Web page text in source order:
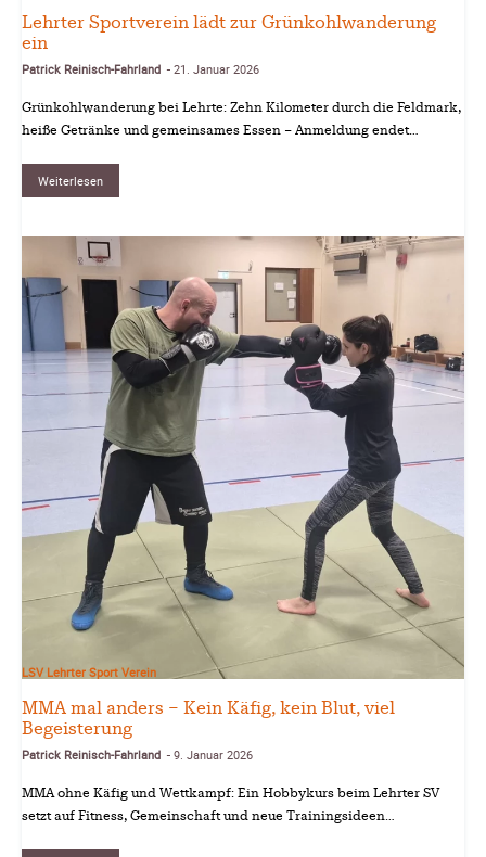
Lehrter Sportverein lädt zur Grünkohlwanderung
ein
Patrick Reinisch-Fahrland - 21. Januar 2026
Grünkohlwanderung bei Lehrte: Zehn Kilometer durch die Feldmark,
heiße Getränke und gemeinsames Essen – Anmeldung endet…
Weiterlesen
LSV Lehrter Sport Verein
MMA mal anders – Kein Käfig, kein Blut, viel
Begeisterung
Patrick Reinisch-Fahrland - 9. Januar 2026
MMA ohne Käfig und Wettkampf: Ein Hobbykurs beim Lehrter SV
setzt auf Fitness, Gemeinschaft und neue Trainingsideen…